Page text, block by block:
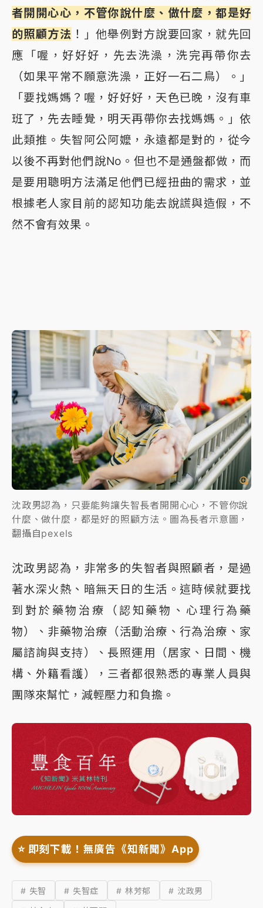
者開開心心，不管你說什麼、做什麼，都是好
的照顧方法 ！」他舉例對方說要回家，就先回
應「喔，好好好，先去洗澡，洗完再帶你去
（如果平常不願意洗澡，正好一石二鳥）。」
「要找媽媽？喔，好好好，天色已晚，沒有車
班了，先去睡覺，明天再帶你去找媽媽。」依
此類推。失智阿公阿嬤，永遠都是對的，從今
以後不再對他們說No。但也不是通盤都做，而
是要用聰明方法滿足他們已經扭曲的需求，並
根據老人家目前的認知功能去說謊與造假，不
然不會有效果。
沈政男認為，只要能夠讓失智長者開開心心，不管你說
什麼、做什麼，都是好的照顧方法。圖為長者示意圖，
翻攝自pexels
沈政男認為，非常多的失智者與照顧者，是過
著水深火熱、暗無天日的生活。這時候就要找
到對於藥物治療（認知藥物、心理行為藥
物）、非藥物治療（活動治療、行為治療、家
屬諮詢與支持）、長照運用（居家、日間、機
構、外籍看護），三者都很熟悉的專業人員與
團隊來幫忙，減輕壓力和負擔。
⭐️ 即刻下載！無廣告《知新聞》App
# 失智 # 失智症 # 林芳郁
# 沈政男